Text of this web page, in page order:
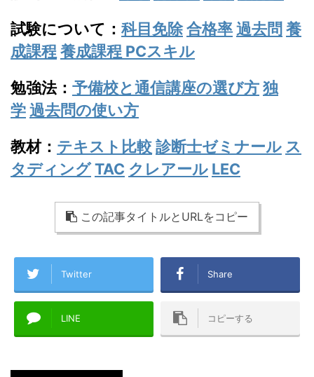
試験について： 科目免除合格率過去問 養
成課程養成課程 PCスキル
勉強法： 予備校と通信講座の選び方独
学過去問の使い方
教材： テキスト比較診断士ゼミナール ス
タディングTAC クレアール LEC
この記事タイトルとURLをコピー
Twitter Share
LINE コピーする